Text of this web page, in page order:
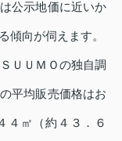
公示地価に近いか
傾向が伺えます。
ＵＵＭＯの独自調
平均販売価格はお
４㎡（約４３．６